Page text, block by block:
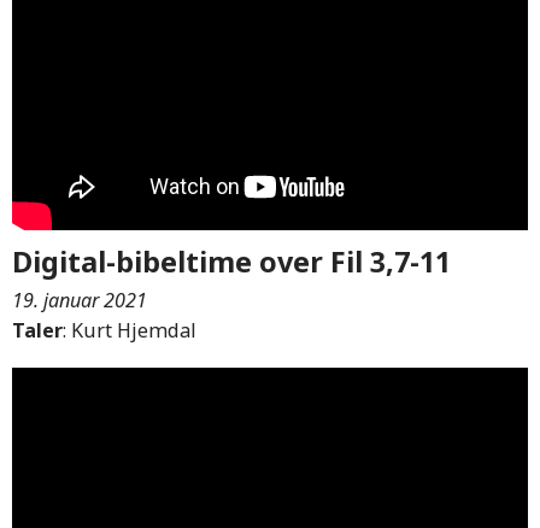
Digital-bibeltime over Fil 3,7-11
19. januar 2021
Taler: Kurt Hjemdal